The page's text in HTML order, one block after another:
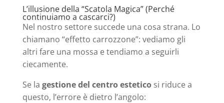
L’illusione della “Scatola Magica” (Perché
continuiamo a cascarci?)
Nel nostro settore succede una cosa strana. Lo
chiamano “effetto carrozzone”: vediamo gli
altri fare una mossa e tendiamo a seguirli
ciecamente.
Se la gestione del centro esteticosi riduce a
questo, l’errore è dietro l’angolo: